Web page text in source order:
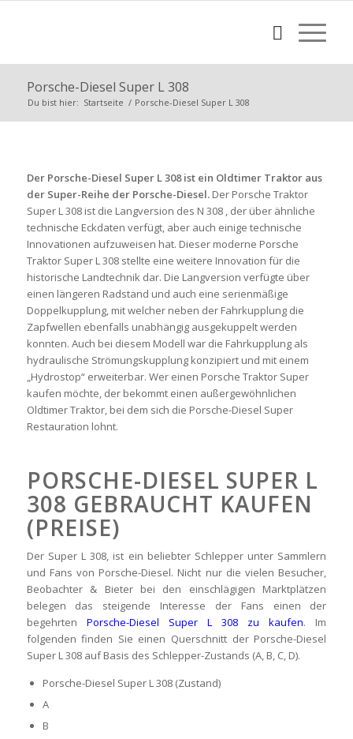
Porsche-Diesel Super L 308
Du bist hier: Startseite / Porsche-Diesel Super L 308
Der Porsche-Diesel Super L 308 ist ein Oldtimer Traktor aus
der Super-Reihe der Porsche-Diesel.Der Porsche Traktor
Super L 308 ist die Langversion des N 308 , der über ähnliche
technische Eckdaten verfügt, aber auch einige technische
Innovationen aufzuweisen hat. Dieser moderne Porsche
Traktor Super L 308 stellte eine weitere Innovation für die
historische Landtechnik dar. Die Langversion verfügte über
einen längeren Radstand und auch eine serienmäßige
Doppelkupplung, mit welcher neben der Fahrkupplung die
Zapfwellen ebenfalls unabhängig ausgekuppelt werden
konnten. Auch bei diesem Modell war die Fahrkupplung als
hydraulische Strömungskupplung konzipiert und mit einem
„Hydrostop“ erweiterbar. Wer einen Porsche Traktor Super
kaufen möchte, der bekommt einen außergewöhnlichen
Oldtimer Traktor, bei dem sich die Porsche-Diesel Super
Restauration lohnt.
PORSCHE-DIESEL SUPER L
308 GEBRAUCHT KAUFEN
(PREISE)
Der Super L 308, ist ein beliebter Schlepper unter Sammlern
und Fans von Porsche-Diesel. Nicht nur die vielen Besucher,
Beobachter & Bieter bei den einschlägigen Marktplätzen
belegen das steigende Interesse der Fans einen der
begehrten Porsche-Diesel Super L 308 zu kaufen. Im
folgenden finden Sie einen Querschnitt der Porsche-Diesel
Super L 308 auf Basis des Schlepper-Zustands (A, B, C, D).
Porsche-Diesel Super L 308 (Zustand)
A
B